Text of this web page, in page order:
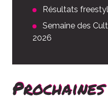
Résultats
Semaine des
2026